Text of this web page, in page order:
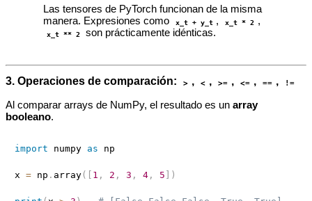
Las tensores de PyTorch funcionan de la misma
manera. Expresiones como
x_t + y_t , x_t * 2 ,
x_t ** 2 son prácticamente idénticas.
3. Operaciones de comparación: > , < , >= , <= , == , !=
Al comparar arrays de NumPy, el resultado es un array
booleano.
import numpy as np
x = np . array( [ 1 , 2 , 3 , 4, 5 ] )